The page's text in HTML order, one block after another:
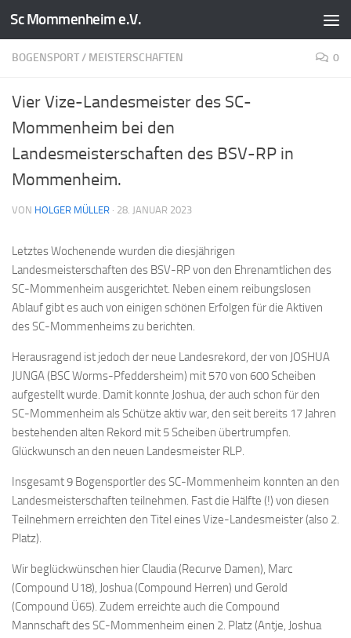
Zum Inhalt springen
Sc Mommenheim e.V.
BOGENSPORT/ MEISTERSCHAFTEN 0
Vier Vize-Landesmeister des SC-
Mommenheim bei den
Landesmeisterschaften des BSV-RP in
Mommenheim.
VON HOLGER MÜLLER · 28. JANUAR 2023
Letztes Wochenende wurden die diesjährigen
Landesmeisterschaften des BSV-RP von den Ehrenamtlichen des
SC-Mommenheim ausgerichtet. Neben einem reibungslosen
Ablauf gibt es auch von einigen schönen Erfolgen für die Aktiven
des SC-Mommenheims zu berichten.
Herausragend ist jedoch der neue Landesrekord, der von JOSHUA
JUNGA (BSC Worms-Pfeddersheim) mit 570 von 600 Scheiben
aufgestellt wurde. Damit konnte Joshua, der auch schon für den
SC-Mommenheim als Schütze aktiv war, den seit bereits 17 Jahren
bestehenden alten Rekord mit 5 Scheiben übertrumpfen.
Glückwunsch an den neuen Landesmeister RLP.
Insgesamt 9 Bogensportler des SC-Mommenheim konnten an den
Landesmeisterschaften teilnehmen. Fast die Hälfte (!) von diesen
Teilnehmern erreichten den Titel eines Vize-Landesmeister (also 2.
Platz).
Wir beglückwünschen hier Claudia (Recurve Damen), Marc
(Compound U18), Joshua (Compound Herren) und Gerold
(Compound Ü65). Zudem erreichte auch die Compound
Mannschaft des SC-Mommenheim einen 2. Platz (Antje, Joshua